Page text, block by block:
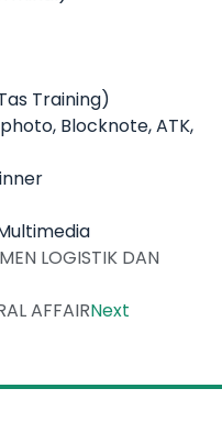
Training)
Blocknote, ATK,
LOGISTIK DAN
AFFAIRNext